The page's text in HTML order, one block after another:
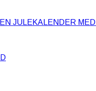
EN JULEKALENDER